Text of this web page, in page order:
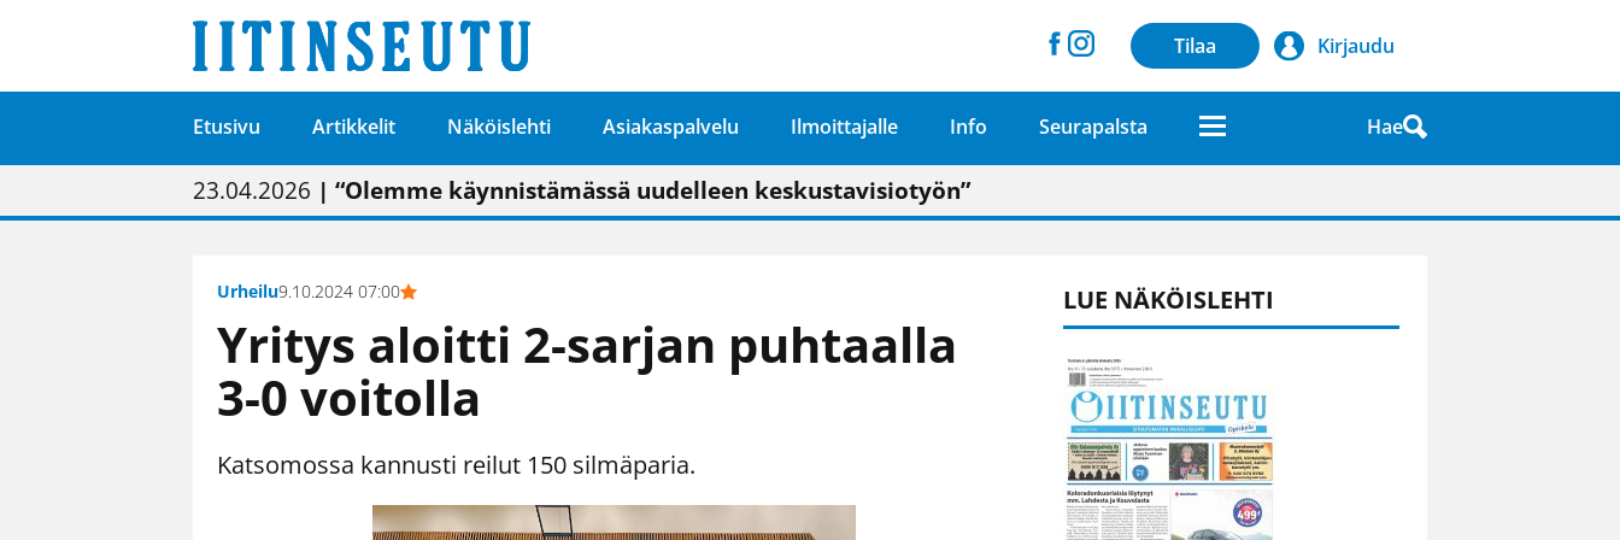
Tilaa Kirjaudu
Etusivu Artikkelit Näköislehti Asiakaspalvelu Ilmoittajalle Info Seurapalsta Hae
01.02.2026 | Painon vaihtumisen pitäisi näkyä hieman parempana painojäljen laatuna lehdessä
05.02.2026 | Uudistettu kunnantalo on valoisa
23.04.2026 | “Olemme käynnistämässä uudelleen keskustavisiotyön”
09.05.2026| "Maalla on totuttu elämään omavaraisemmin kuin kaupungissa"
Urheilu9.10.2024 07:00
Yritys aloitti 2-sarjan puhtaalla
3-0 voitolla
Katsomossa kannusti reilut 150 silmäparia.
LUE NÄKÖISLEHTI